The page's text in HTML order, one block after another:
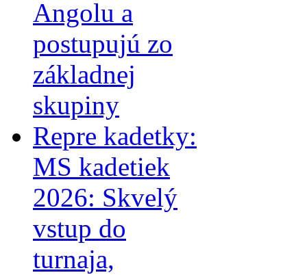
Angolu a
postupujú zo
základnej
skupiny
Repre kadetky:
MS kadetiek
2026: Skvelý
vstup do
turnaja,